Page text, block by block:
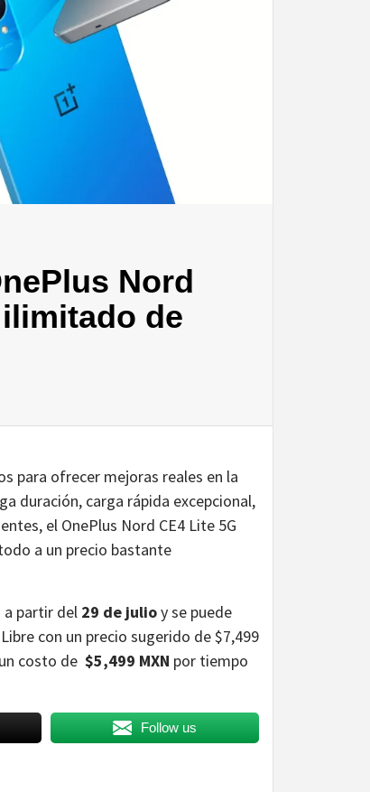
Nord
de
para ofrecer mejoras reales en la
duración, carga rápida excepcional,
el OnePlus Nord CE4 Lite 5G
a un precio bastante
a partir del 29 de julioy se puede
con un precio sugerido de $7,499
costo de $5,499 MXN por tiempo
Follow us